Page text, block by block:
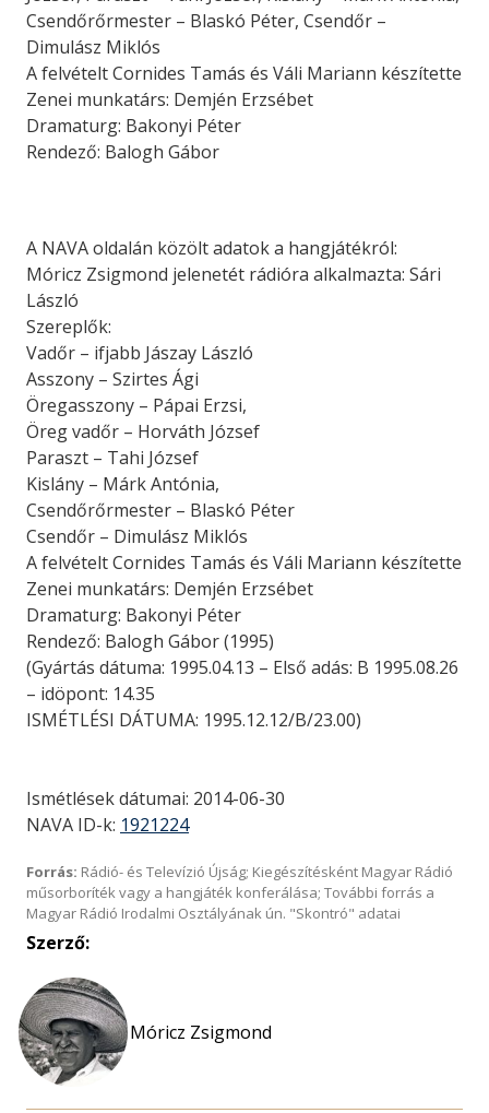
Csendőrőrmester – Blaskó Péter, Csendőr –
Dimulász Miklós
A felvételt Cornides Tamás és Váli Mariann készítette
Zenei munkatárs: Demjén Erzsébet
Dramaturg: Bakonyi Péter
Rendező: Balogh Gábor
A NAVA oldalán közölt adatok a hangjátékról:
Móricz Zsigmond jelenetét rádióra alkalmazta: Sári
László
Szereplők:
Vadőr – ifjabb Jászay László
Asszony – Szirtes Ági
Öregasszony – Pápai Erzsi,
Öreg vadőr – Horváth József
Paraszt – Tahi József
Kislány – Márk Antónia,
Csendőrőrmester – Blaskó Péter
Csendőr – Dimulász Miklós
A felvételt Cornides Tamás és Váli Mariann készítette
Zenei munkatárs: Demjén Erzsébet
Dramaturg: Bakonyi Péter
Rendező: Balogh Gábor (1995)
(Gyártás dátuma: 1995.04.13 – Első adás: B 1995.08.26
– idöpont: 14.35
ISMÉTLÉSI DÁTUMA: 1995.12.12/B/23.00)
Ismétlések dátumai: 2014-06-30
NAVA ID-k: 1921224
Forrás: Rádió- és Televízió Újság; Kiegészítésként Magyar Rádió
műsorboríték vagy a hangjáték konferálása; További forrás a
Magyar Rádió Irodalmi Osztályának ún. "Skontró" adatai
Szerző:
Móricz Zsigmond